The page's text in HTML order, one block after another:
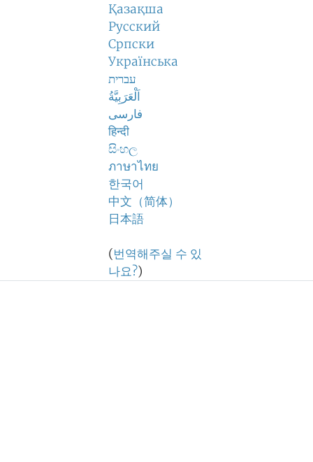
Қазақша
Русский
Српски
Українська
עברית
اَلْعَرَبِيَّةُ
فارسی
हिन्दी
සිංහල
ภาษาไทย
한국어
中文（简体）
日本語
(번역해주실 수 있
나요?)